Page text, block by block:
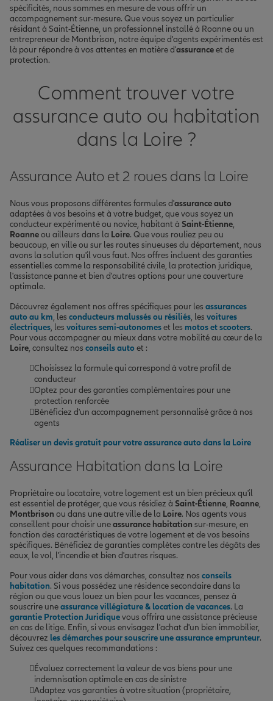
spécificités, nous sommes en mesure de vous offrir un
accompagnement sur-mesure. Que vous soyez un particulier
résidant à Saint-Étienne, un professionnel installé à Roanne ou un
entrepreneur de Montbrison, notre équipe d'agents expérimentés est
là pour répondre à vos attentes en matière d'assuranceet de
protection.
Comment trouver votre
assurance auto ou habitation
dans la Loire ?
Assurance Auto et 2 roues dans la Loire
Nous vous proposons différentes formules d'assurance auto
adaptées à vos besoins et à votre budget, que vous soyez un
conducteur expérimenté ou novice, habitant à Saint-Étienne,
Roanneou ailleurs dans la Loire. Que vous rouliez peu ou
beaucoup, en ville ou sur les routes sinueuses du département, nous
avons la solution qu'il vous faut. Nos offres incluent des garanties
essentielles comme la responsabilité civile, la protection juridique,
l'assistance panne et bien d'autres options pour une couverture
optimale.
Découvrez également nos offres spécifiques pour les assurances
auto au km, les conducteurs malussés ou résiliés, les voitures
électriques, les voitures semi-autonomeset les motos et scooters.
Pour vous accompagner au mieux dans votre mobilité au cœur de la
Loire, consultez nos conseils autoet :
Choisissez la formule qui correspond à votre profil de
conducteur
Optez pour des garanties complémentaires pour une
protection renforcée
Bénéficiez d'un accompagnement personnalisé grâce à nos
agents
Réaliser un devis gratuit pour votre assurance auto dans la Loire
Assurance Habitation dans la Loire
Propriétaire ou locataire, votre logement est un bien précieux qu'il
est essentiel de protéger, que vous résidiez à Saint-Étienne, Roanne,
Montbrison ou dans une autre ville de la Loire. Nos agents vous
conseillent pour choisir uneassurance habitation sur-mesure, en
fonction des caractéristiques de votre logement et de vos besoins
spécifiques. Bénéficiez de garanties complètes contre les dégâts des
eaux, le vol, l'incendie et bien d'autres risques.
Pour vous aider dans vos démarches, consultez nos conseils
habitation. Si vous possédez une résidence secondaire dans la
région ou que vous louez un bien pour les vacances, pensez à
souscrire uneassurance villégiature & location de vacances. La
garantie Protection Juridiquevous offrira une assistance précieuse
en cas de litige. Enfin, si vous envisagez l'achat d'un bien immobilier,
découvrez les démarches pour souscrire une assurance emprunteur.
Suivez ces quelques recommandations :
Évaluez correctement la valeur de vos biens pour une
indemnisation optimale en cas de sinistre
Adaptez vos garanties à votre situation (propriétaire,